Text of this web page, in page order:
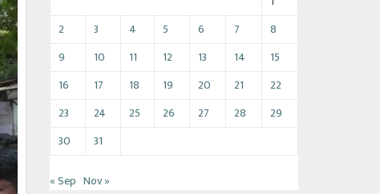
2
3 4 5 6 7
8
9
10 11 12 13 14
15
16
17 18 19 20 21
22
23
24 25 26 27 28
29
30
31
« Sep Nov »